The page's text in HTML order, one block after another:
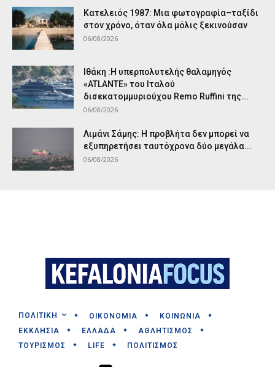
Κατελειός 1987: Μια φωτογραφία–ταξίδι
στον χρόνο, όταν όλα μόλις ξεκινούσαν
06/08/2026
Ιθάκη :Η υπερπολυτελής θαλαμηγός
«ATLANTE» του Ιταλού
δισεκατομμυριούχου Remo Ruffini της...
06/08/2026
Λιμάνι Σάμης: Η προβλήτα δεν μπορεί να
εξυπηρετήσει ταυτόχρονα δύο μεγάλα...
06/08/2026
ΠΟΛΙΤΙΚΗ ΟΙΚΟΝΟΜΙΑ
ΚΟΙΝΩΝΙΑ
ΕΚΚΛΗΣΙΑ
ΕΛΛΑΔΑ
ΑΘΛΗΤΙΣΜΟΣ
ΤΟΥΡΙΣΜΟΣ
LIFE ΠΟΛΙΤΙΣΜΟΣ